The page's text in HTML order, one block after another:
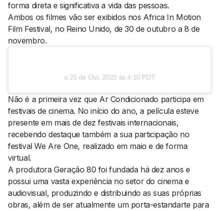
Pesquisar
forma direta e significativa a vida das pessoas.
Ambos os filmes vão ser exibidos nos Africa In Motion
Film Festival, no Reino Unido, de 30 de outubro a 8 de
novembro.
a 25 de Out, 2020 às 4:10 PDT
Não é a primeira vez que Ar Condicionado participa em
festivais de cinema. No início do ano, a película esteve
presente em mais de dez festivais internacionais,
recebendo destaque também a sua participação no
festivalWe Are One, realizado em maio e de forma
virtual.
A produtora Geração 80 foi fundada há dez anos e
possui uma vasta experiência no setor do cinema e
audiovisual, produzindo e distribuindo as suas próprias
obras, além de ser atualmente um porta-estandarte para